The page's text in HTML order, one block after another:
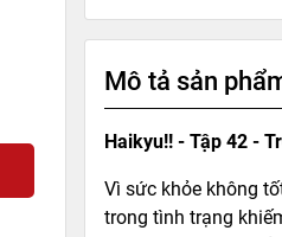
Mô tả sản
Haikyu!! - Tập 42 -
Vì sức khỏe không
trong tình trạng